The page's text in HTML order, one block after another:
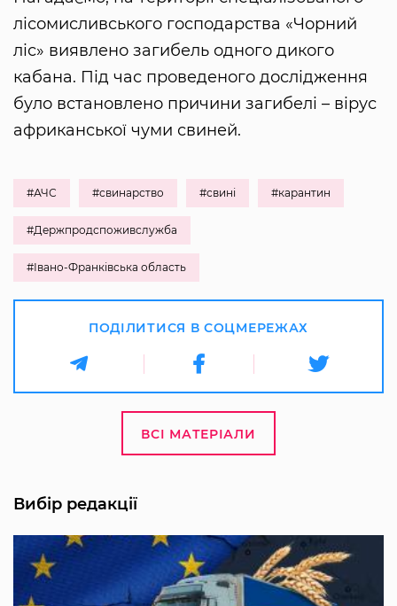
лісомисливського господарства «Чорний
ліс» виявлено загибель одного дикого
кабана. Під час проведеного дослідження
було встановлено причини загибелі – вірус
африканської чуми свиней.
#АЧС #свинарство #свині #карантин
#Держпродспоживслужба
#Івано-Франківська область
ПОДІЛИТИСЯ В СОЦМЕРЕЖАХ
ВСІ МАТЕРІАЛИ
Вибір редакції